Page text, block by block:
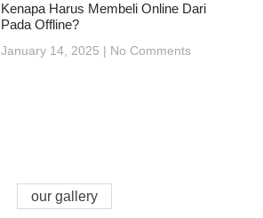
Kenapa Harus Membeli Online Dari
Pada Offline?
January 14, 2025 No Comments
our gallery